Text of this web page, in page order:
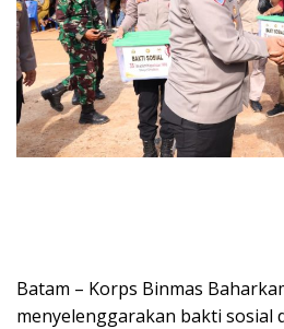
Batam – Korps Binmas
menyelenggarakan bakti sosial